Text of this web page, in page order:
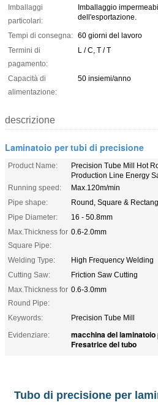
Imballaggi
particolari:
Imballaggio
dell'esportazione.
Tempi di consegna: 60 giorni del lavoro
Termini di
pagamento:
L / C, T / T
Capacità di
alimentazione:
50 insiemi/anno
descrizione
Laminatoio per tubi di precisione
Product Name:
Precision Tube Mill Hot
Production Line Energy
Running speed:
Max.120m/min
Pipe shape:
Round, Square &
Pipe Diameter:
16 - 50.8mm
Max.Thickness for
Square Pipe:
0.6-2.0mm
Welding Type:
High Frequency Welding
Cutting Saw:
Friction Saw Cutting
Max.Thickness for
Round Pipe:
0.6-3.0mm
Keywords:
Precision Tube Mill
Evidenziare:
macchina del
Fresatrice del tubo
Tubo di precisione per